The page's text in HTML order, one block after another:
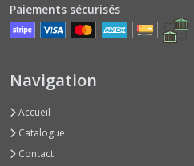
Courges
Minis
Courges
Musquées
Jeunes
en
Paiements sécurisés
Navigation
Accueil
Catalogue
Contact